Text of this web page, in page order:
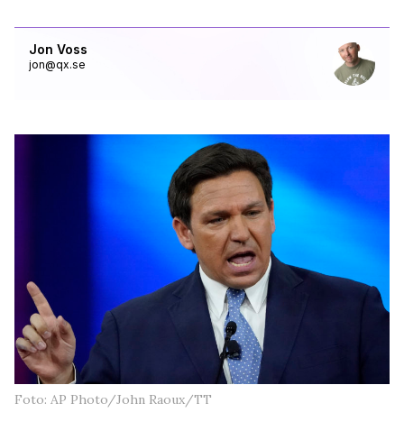
Jon Voss
jon@qx.se
Foto: AP Photo/John Raoux/TT